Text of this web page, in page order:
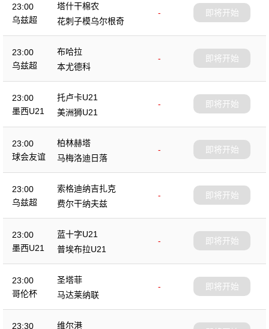
23:00
乌兹超
塔什干棉农
-
花刺子模乌尔根奇
即将开始
23:00
乌兹超
布哈拉
-
本尤德科
即将开始
23:00
墨西U21
托卢卡U21
-
美洲狮U21
即将开始
23:00
球会友谊
柏林赫塔
-
马梅洛迪日落
即将开始
23:00
乌兹超
索格迪纳吉扎克
-
费尔干纳夫兹
即将开始
23:00
墨西U21
蓝十字U21
-
普埃布拉U21
即将开始
23:00
哥伦杯
圣塔菲
-
马达莱纳联
即将开始
23:30 维尔港